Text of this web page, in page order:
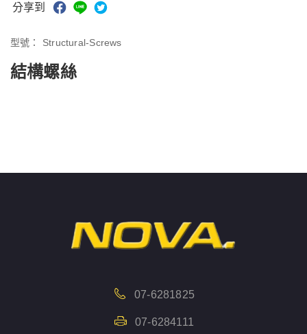
分享到
型號： Structural-Screws
結構螺絲
07-6281825
07-6284111